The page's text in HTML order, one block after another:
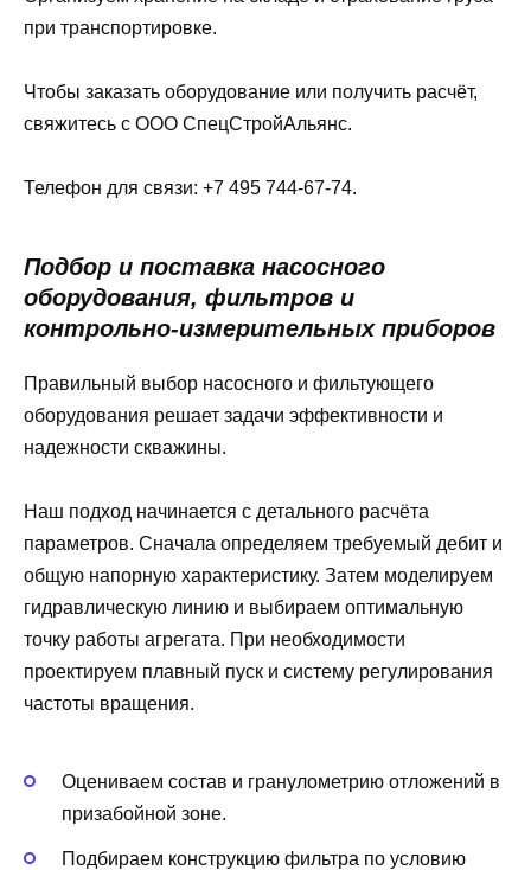
при транспортировке.
Чтобы заказать оборудование или получить расчёт,
свяжитесь с ООО СпецСтройАльянс.
Телефон для связи: +7 495 744-67-74.
Подбор и поставка насосного
оборудования, фильтров и
контрольно-измерительных приборов
Правильный выбор насосного и фильтующего
оборудования решает задачи эффективности и
надежности скважины.
Наш подход начинается с детального расчёта
параметров. Сначала определяем требуемый дебит и
общую напорную характеристику. Затем моделируем
гидравлическую линию и выбираем оптимальную
точку работы агрегата. При необходимости
проектируем плавный пуск и систему регулирования
частоты вращения.
Оцениваем состав и гранулометрию отложений в
призабойной зоне.
Подбираем конструкцию фильтра по условию